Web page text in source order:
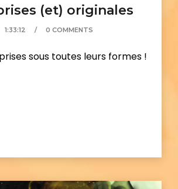
(et) originales
1:33:12 0 COMMENTS
sous toutes leurs formes !